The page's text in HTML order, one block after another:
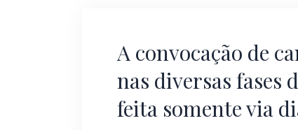
A convocação de
nas diversas fases
feita somente via